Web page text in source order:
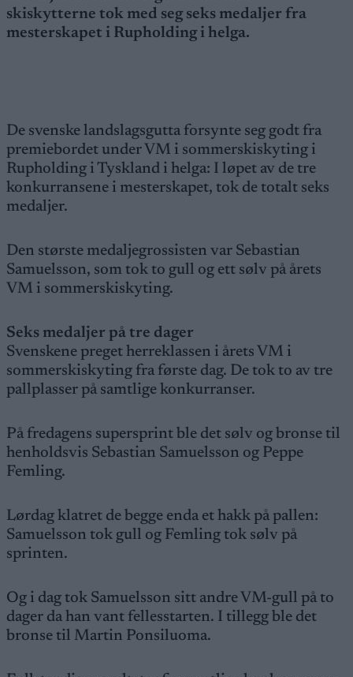
skiskytterne tok med seg seks medaljer fra
mesterskapet i Rupholding i helga.
De svenske landslagsgutta forsynte seg godt fra
premiebordet under VM i sommerskiskyting i
Rupholding i Tyskland i helga: I løpet av de tre
konkurransene i mesterskapet, tok de totalt seks
medaljer.
Den største medaljegrossisten var Sebastian
Samuelsson, som tok to gull og ett sølv på årets
VM i sommerskiskyting.
Seks medaljer på tre dager
Svenskene preget herreklassen i årets VM i
sommerskiskyting fra første dag. De tok to av tre
pallplasser på samtlige konkurranser.
På fredagens supersprint ble det sølv og bronse til
henholdsvis Sebastian Samuelsson og Peppe
Femling.
Lørdag klatret de begge enda et hakk på pallen:
Samuelsson tok gull og Femling tok sølv på
sprinten.
Og i dag tok Samuelsson sitt andre VM-gull på to
dager da han vant fellesstarten. I tillegg ble det
bronse til Martin Ponsiluoma.